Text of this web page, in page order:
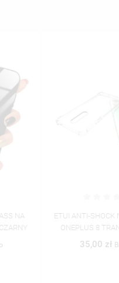
ETUI ANTI-SHOCK NA TELEFON
ONEPLUS 8 TRANSPARENT
Brutto